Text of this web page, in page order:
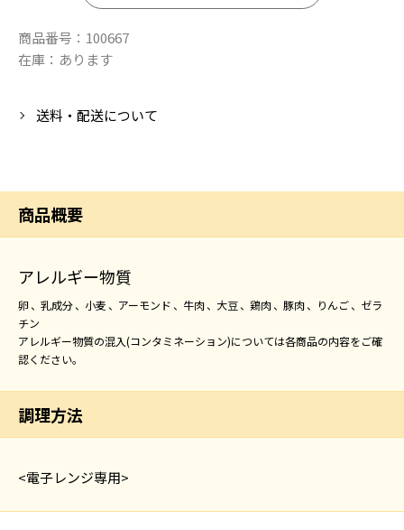
商品番号： 100667
在庫： あります
送料・配送について
商品概要
アレルギー物質
卵 乳成分 小麦 アーモンド 牛肉 大豆 鶏肉 豚肉 りんご
ゼラ
チン
アレルギー物質の混入(コンタミネーション)については各商品の内容をご確
認ください。
調理方法
<電子レンジ専用>